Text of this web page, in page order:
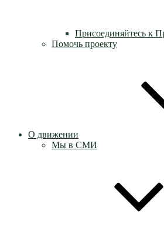
Присоединяйтесь к
Помочь проекту
О движении
Мы в СМИ